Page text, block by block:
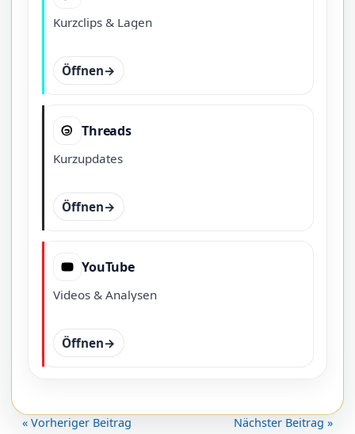
Kurzclips & Lagen
Öffnen
Threads
Kurzupdates
Öffnen
YouTube
Videos & Analysen
Öffnen
« Vorheriger Beitrag Nächster Beitrag »